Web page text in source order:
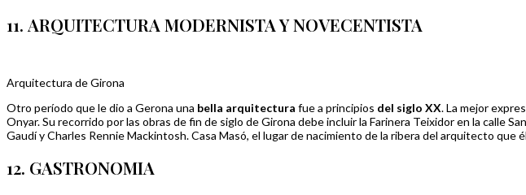
11. ARQUITECTURA MODERNISTA Y NOVECENTISTA
Arquitectura de Girona
Otro período que le dio a Gerona una bella arquitectura fue a principios del siglo XX. La mejor
Onyar. Su recorrido por las obras de fin de siglo de Girona debe incluir la Farinera Teixidor en la calle
Gaudí y Charles Rennie Mackintosh. Casa Masó, el lugar de nacimiento de la ribera del arquitecto
12. GASTRONOMIA